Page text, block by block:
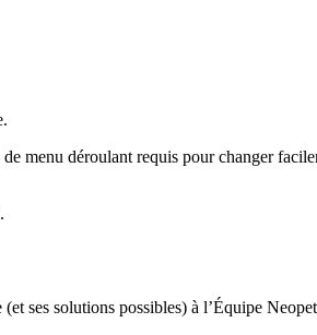
menu déroulant requis pour changer
ses solutions possibles) à l’Équipe